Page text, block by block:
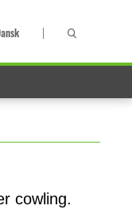
cowling.